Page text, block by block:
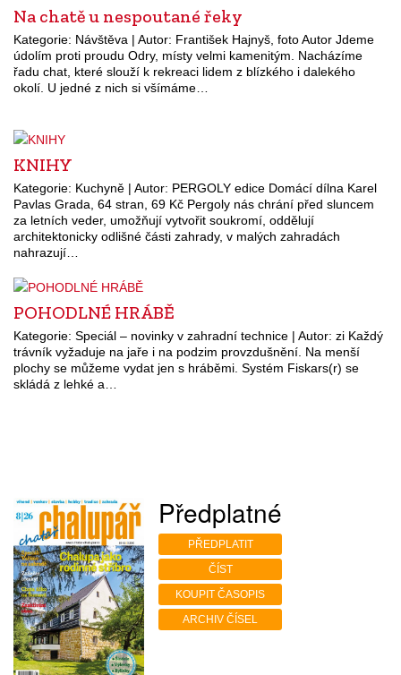
Na chatě u nespoutané řeky
Kategorie: Návštěva | Autor: František Hajnyš, foto Autor Jdeme
údolím proti proudu Odry, místy velmi kamenitým. Nacházíme
řadu chat, které slouží k rekreaci lidem z blízkého i dalekého
okolí. U jedné z nich si všímáme…
KNIHY
Kategorie: Kuchyně | Autor: PERGOLY edice Domácí dílna Karel
Pavlas Grada, 64 stran, 69 Kč Pergoly nás chrání před sluncem
za letních veder, umožňují vytvořit soukromí, oddělují
architektonicky odlišné části zahrady, v malých zahradách
nahrazují…
POHODLNÉ HRÁBĚ
Kategorie: Speciál – novinky v zahradní technice | Autor: zi Každý
trávník vyžaduje na jaře i na podzim provzdušnění. Na menší
plochy se můžeme vydat jen s hráběmi. Systém Fiskars(r) se
skládá z lehké a…
Předplatné
PŘEDPLATIT
ČÍST
KOUPIT ČASOPIS
ARCHIV ČÍSEL